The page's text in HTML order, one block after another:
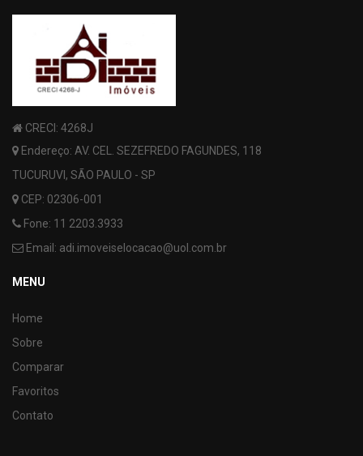
CRECI: 4268J
Endereço: AV. CEL. SEZEFREDO FAGUNDES, 118
TUCURUVI, SÃO PAULO - SP
CEP: 02306-001
Fone: 11 2203.3933
Email: adi.imoveiselocacao@uol.com.br
MENU
Home
Sobre
Comparar
Favoritos
Contato